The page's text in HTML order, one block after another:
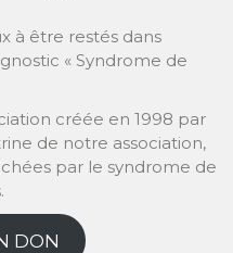
à être restés dans
« Syndrome de
créée en 1998 par
de notre association,
par le syndrome de
DON